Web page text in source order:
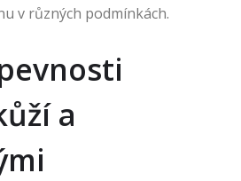
v různých podmínkách.
a